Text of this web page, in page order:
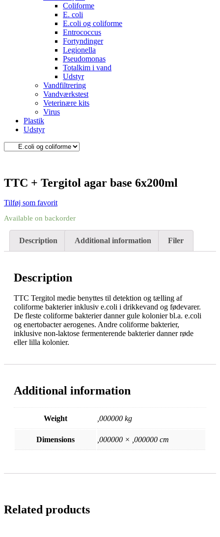
Coliforme
E. coli
E.coli og coliforme
Entrococcus
Fortyndinger
Legionella
Pseudomonas
Totalkim i vand
Udstyr
Vandfiltrering
Vandværkstest
Veterinære kits
Virus
Plastik
Udstyr
TTC + Tergitol agar base 6x200ml
Tilføj som favorit
Available on backorder
Description Additional information Filer
Description
TTC Tergitol medie benyttes til detektion og tælling af
coliforme bakterier inklusiv e.coli i drikkevand og fødevarer.
De fleste coliforme bakterier danner gule kolonier bl.a. e.coli
og enertobacter aerogenes. Andre coliforme bakterier,
inklusive non-laktose fermenterende bakterier danner røde
eller lilla kolonier.
Additional information
Weight ,000000 kg
Dimensions ,000000 × ,000000 cm
Related products